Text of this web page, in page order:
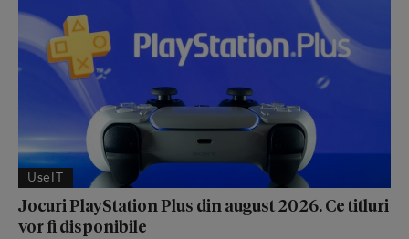
UseIT
Jocuri PlayStation Plus din august 2026. Ce titluri
vor fi disponibile